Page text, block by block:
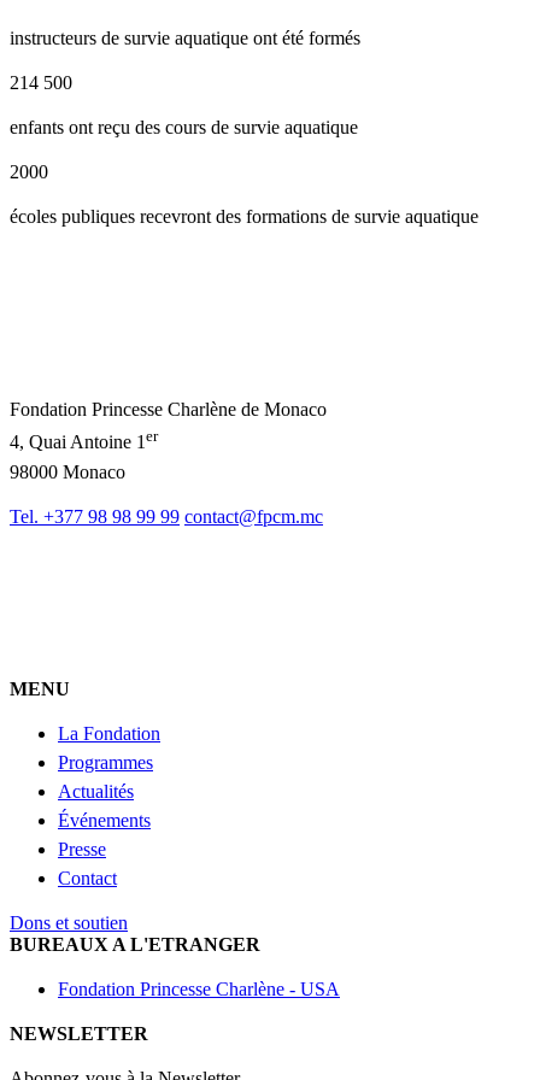
instructeurs de survie aquatique ont été formés
214 500
enfants ont reçu des cours de survie aquatique
2000
écoles publiques recevront des formations de survie aquatique
Fondation Princesse Charlène de Monaco
4, Quai Antoine 1er
98000 Monaco
Tel. +377 98 98 99 99 contact@fpcm.mc
MENU
La Fondation
Programmes
Actualités
Événements
Presse
Contact
Dons et soutien
BUREAUX A L'ETRANGER
Fondation Princesse Charlène - USA
NEWSLETTER